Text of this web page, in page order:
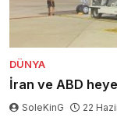
DÜNYA
İran ve ABD
SoleKinG 22